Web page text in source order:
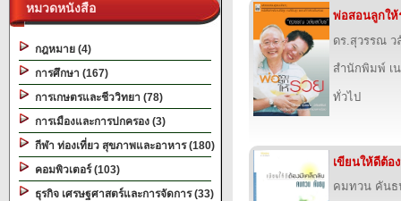
หมวดหนังสือ
กฎหมาย (4)
การศึกษา (167)
การเกษตรและชีววิทยา (78)
การเมืองและการปกครอง (3)
กีฬา ท่องเที่ยว สุขภาพและอาหาร (180)
คอมพิวเตอร์ (103)
ธุรกิจ เศรษฐศาสตร์และการจัดการ (33)
พ่อสอนลูกให้
ดร.สุวรรณ ว
สำนักพิมพ์ เ
ทั่วไป
เขียนให้ดีต้อ
คมทวน คันธ